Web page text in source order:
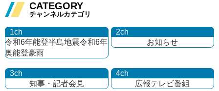
CATEGORY
チャンネルカテゴリ
1ch
令和6年能登半島地震令和6年
奥能登豪雨
2ch
お知らせ
3ch
知事・記者会見
4ch
広報テレビ番組